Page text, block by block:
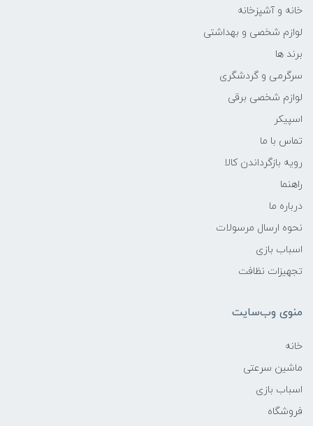
خانه و آشپزخانه
لوازم شخصی و بهداشتی
برند ها
سرگرمی و گردشگری
لوازم شخصی برقی
اسپیکر
تماس با ما
رویه بازگرداندن کالا
راهنما
درباره ما
نحوه ارسال مرسولات
اسباب بازی
تجهیزات نظافت
منوی وب‌سایت
خانه
ماشین سرعتی
اسباب بازی
فروشگاه